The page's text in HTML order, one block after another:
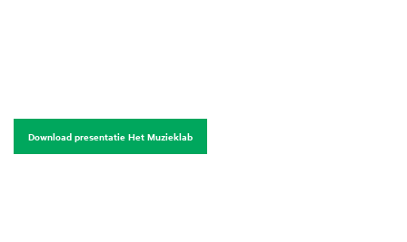
Download presentatie Het Muzieklab